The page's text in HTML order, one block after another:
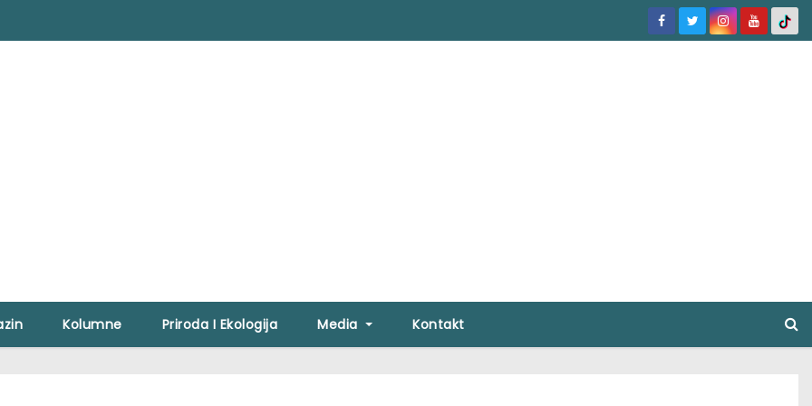
Kolumne Priroda I Ekologija Media Kontakt